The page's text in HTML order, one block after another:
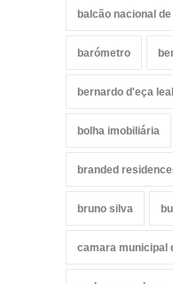
balcão nacional
barómetro
bernardo d'eça leal
bolha imobiliária
branded
bruno silva
camara municipal